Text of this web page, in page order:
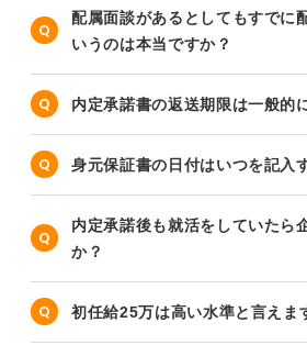
配属面談があるとしてもすでに
いうのは本当ですか？
内定承諾書の返送期限は一般的
身元保証書の日付はいつを記入
内定承諾後も就活をしていたら
か？
初任給25万は高い水準と言えま